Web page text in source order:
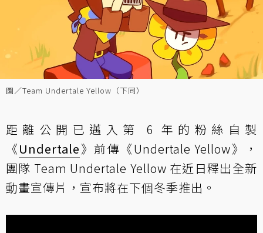
圖／Team Undertale Yellow（下同）
距離公開已邁入第 6 年的粉絲自製
《Undertale》前傳《Undertale Yellow》，
團隊 Team Undertale Yellow 在近日釋出全新
動畫宣傳片，宣布將在下個冬季推出。